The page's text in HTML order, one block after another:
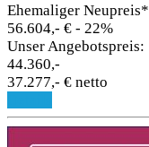
Ehemaliger Neupreis*
56.604,- € - 22%
Unser Angebotspreis:
44.360,-
37.277,- € netto